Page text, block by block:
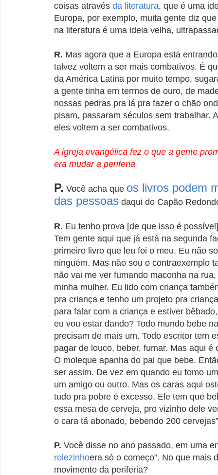
coisas através da literatura, que é uma
Europa, por exemplo, muita gente diz
na literatura é uma ideia velha,
R. Mas agora que a Europa está
talvez voltem a ser mais combativos. É
da América Latina por muito tempo,
a gente tinha em termos de ouro, de
nossas pedras pra lá pra fazer o chão
pisam, passaram séculos sem trabalhar.
eles voltem a ser combativos.
A igreja evangélica fez o que a gente
era mudar a periferia
P. Você acha que os livros podem
das pessoas daqui do Capão
R. Eu tenho prova [de que isso é
Tem gente aqui que já está na segunda
primeiro livro que leu foi o meu. Eu não
ninguém. Mas não sou o contraexemplo
não vai me ver fumando maconha na
minha mulher. Eu lido com criança
pra criança e tenho um projeto pra
para falar com a criança e estiver
eu vou estar dando? Todo mundo bebe
precisam de mais um. Todo escritor tem
pagar de louco, beber, fumar. Mas aqui é
O moleque apanha do pai que bebe.
ser assim. De vez em quando eu tomo
um amigo ou outro. Mas os caras aqui
tudo pra pobre é excesso. Ele tem que
essa mesa de cerveja, pro vizinho dele
o cara tá abonado, bebendo 200
P. Você disse no ano passado, em uma
rolezinhoera só o começo”. No que mais
movimento da periferia?